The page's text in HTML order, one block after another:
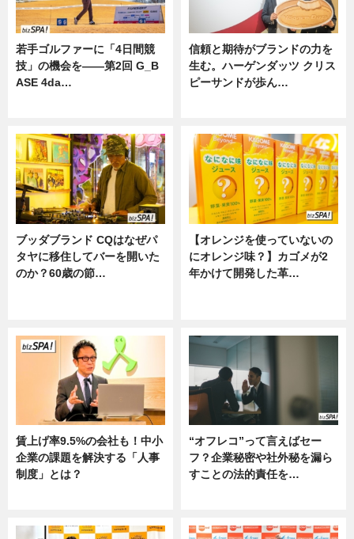
若手ゴルファーに「4日間競
技」の機会を——第2回 G_B
ASE 4da…
信頼と期待がブランドの力を
生む。ハーゲンダッツ クリス
ピーサンドが歩ん…
ブッダブランド CQはなぜパ
タヤに移住してバーを開いた
のか？60歳の節…
【オレンジを使っていないの
にオレンジ味？】カゴメが2
年かけて開発した革…
賃上げ率9.5%の会社も！中小
企業の課題を解決する「人事
制度」とは？
“オフレコ”って言えばセー
フ？企業秘密や社外秘を漏ら
すことの法的責任を…